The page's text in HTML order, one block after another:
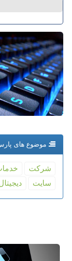
موضوع های
شركت
سایت